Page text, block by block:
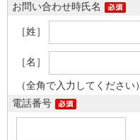
お問い合わせ時氏名
［姓］
［名］
（全角で入力してください）
電話番号